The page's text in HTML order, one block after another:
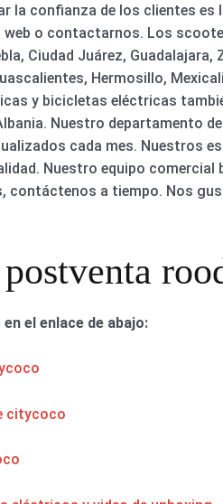
la confianza de los clientes
o contactarnos. Los
Ciudad Juárez,
Hermosillo,
y bicicletas eléctricas
Nuestro departamento
cada mes. Nuestros
Nuestro equipo
contáctenos a tiempo. Nos
el enlace de abajo:
citycoco